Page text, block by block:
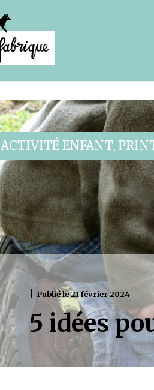
ACTIVITÉ ENFANT,
Publié le 21 février 2024 -
5 idées